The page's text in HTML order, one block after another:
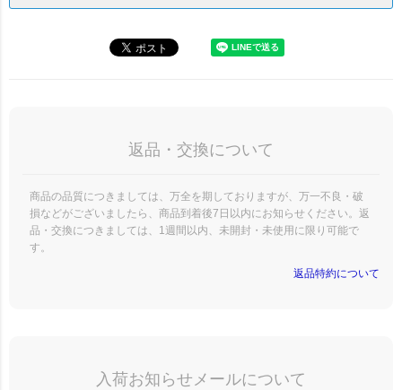
返品・交換について
商品の品質につきましては、万全を期しておりますが、万一不良・破
損などがございましたら、商品到着後7日以内にお知らせください。返
品・交換につきましては、1週間以内、未開封・未使用に限り可能で
す。
返品特約について
入荷お知らせメールについて